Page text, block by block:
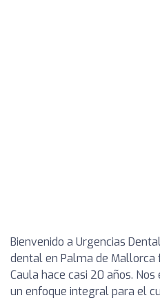
Bienvenido a Urgencias
dental en Palma de Mallorca
Caula hace casi 20 años.
un enfoque integral para el